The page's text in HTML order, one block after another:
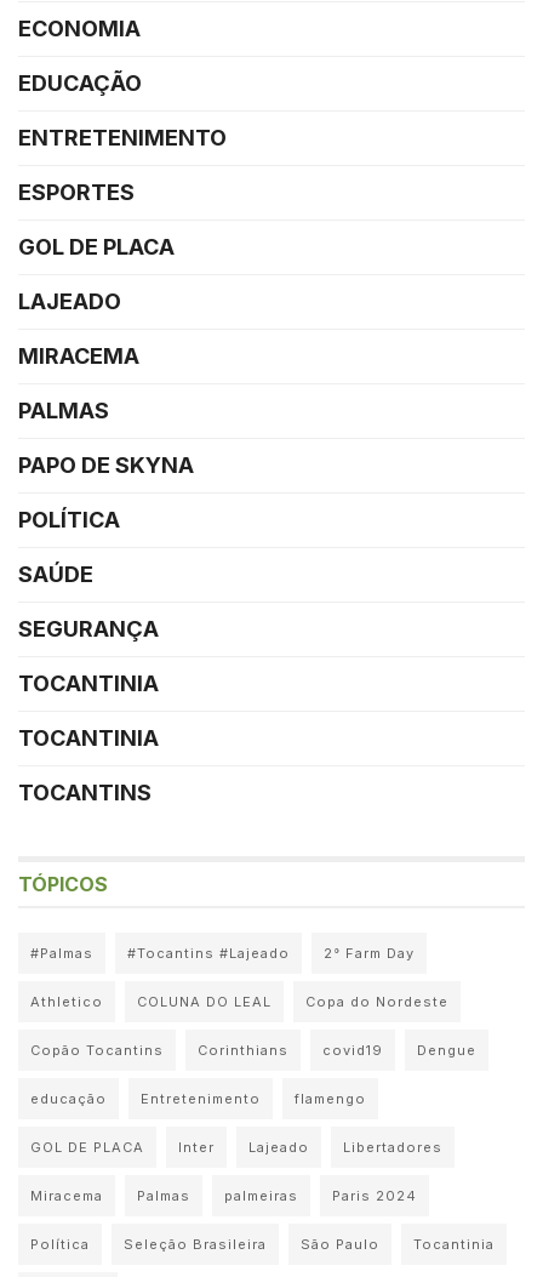
ECONOMIA
EDUCAÇÃO
ENTRETENIMENTO
ESPORTES
GOL DE PLACA
LAJEADO
MIRACEMA
PALMAS
PAPO DE SKYNA
POLÍTICA
SAÚDE
SEGURANÇA
TOCANTINIA
TOCANTINIA
TOCANTINS
TÓPICOS
#Palmas #Tocantins #Lajeado 2° Farm Day
Athletico COLUNA DO LEAL Copa do Nordeste
Copão Tocantins Corinthians covid19 Dengue
educação Entretenimento flamengo
GOL DE PLACA Inter Lajeado Libertadores
Miracema Palmas palmeiras Paris 2024
Política Seleção Brasileira São Paulo Tocantinia